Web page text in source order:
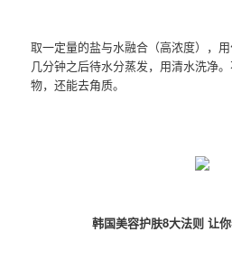
取一定量的盐与水融合（高浓度），用
几分钟之后待水分蒸发，用清水洗净
物，还能去角质。
韩国美容护肤8大法则 让